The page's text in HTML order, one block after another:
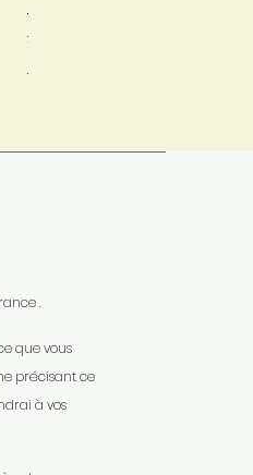
Prix original
24,00 €
.
que vous
précisant ce
à vos